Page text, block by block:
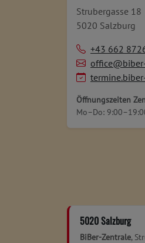
Strubergasse 18
5020 Salzburg
+43 662
Öffnungszeiten
Mo–Do:
5020 Salzburg
BiBer-Zentrale,